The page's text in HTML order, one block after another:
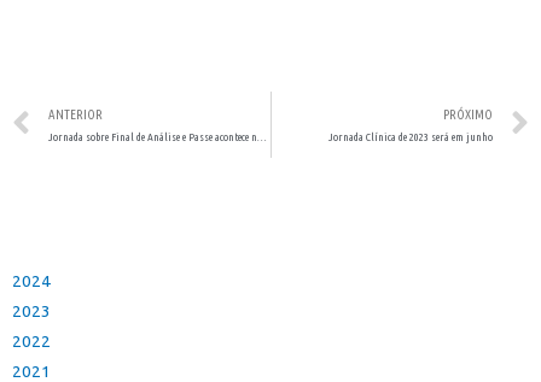
ANTERIOR PRÓXIMO
Jornada Clínica de 2023 será em junho
2024
2023
2022
2021